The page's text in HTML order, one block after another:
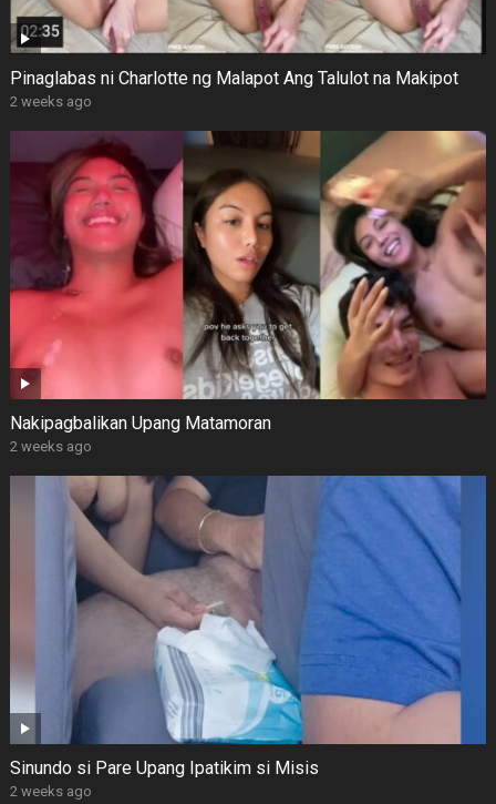
Pinaglabas ni Charlotte ng Malapot Ang Talulot na Makipot
2 weeks ago
Nakipagbalikan Upang Matamoran
2 weeks ago
Sinundo si Pare Upang Ipatikim si Misis
2 weeks ago